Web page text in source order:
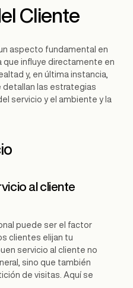
Cliente
aspecto fundamental en
que influye directamente en
y, en última instancia,
detallan las estrategias
servicio y el ambiente y la
al cliente
puede ser el factor
clientes elijan tu
servicio al cliente no
sino que también
de visitas. Aquí se